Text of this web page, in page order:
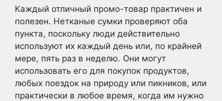
Каждый отличный промо-товар практичен и
полезен. Нетканые сумки проверяют оба
пункта, поскольку люди действительно
используют их каждый день или, по крайней
мере, пять раз в неделю. Они могут
использовать его для покупок продуктов,
любых поездок на природу или пикников, или
практически в любое время, когда им нужно